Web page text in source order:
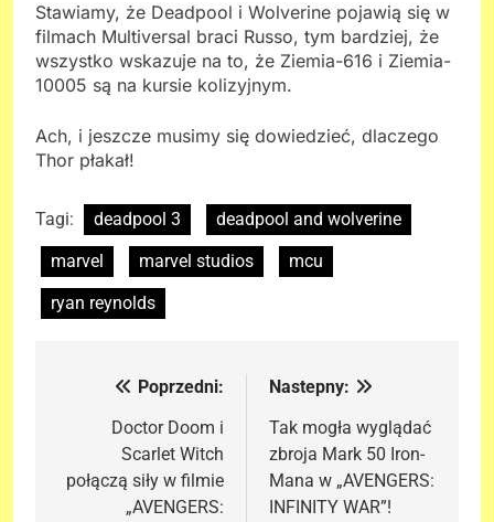
Stawiamy, że Deadpool i Wolverine pojawią się w
filmach Multiversal braci Russo, tym bardziej, że
wszystko wskazuje na to, że Ziemia-616 i Ziemia-
10005 są na kursie kolizyjnym.
Ach, i jeszcze musimy się dowiedzieć, dlaczego
Thor płakał!
Tagi: deadpool 3
deadpool and wolverine
marvel
marvel studios
mcu
ryan reynolds
Nawigacja
wpisu
Poprzedni:
Doctor Doom i
Scarlet Witch
połączą siły w filmie
„AVENGERS:
Nastepny:
Tak mogła wyglądać
zbroja Mark 50 Iron-
Mana w „AVENGERS:
INFINITY WAR”!